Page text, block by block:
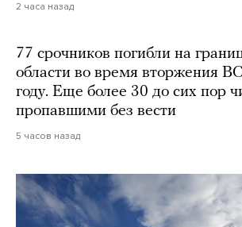
2 часа назад
77 срочников погибли на
области во время вторжения
году. Еще более 30 до сих пор
пропавшими без вести
5 часов назад